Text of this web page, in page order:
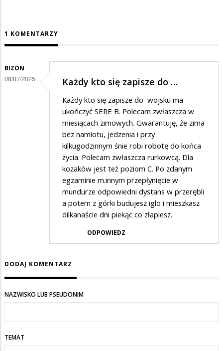
1 KOMENTARZY
BIZON
08/07/2025 Każdy kto się zapisze do …
Każdy kto się zapisze do wojsku ma
ukończyć SERE B. Polecam zwłaszcza w
miesiącach zimowych. Gwarantuję, że zima
bez namiotu, jedzenia i przy
kilkugodzinnym śnie robi robotę do końca
życia. Polecam zwłaszcza rurkowcą. Dla
kozaków jest też poziom C. Po zdanym
egzaminie m.innym przepłynięcie w
mundurze odpowiedni dystans w przerębli
a potem z górki budujesz iglo i mieszkasz
dilkanaście dni piekąc co złapiesz.
ODPOWIEDZ
DODAJ KOMENTARZ
NAZWISKO LUB PSEUDONIM
TEMAT